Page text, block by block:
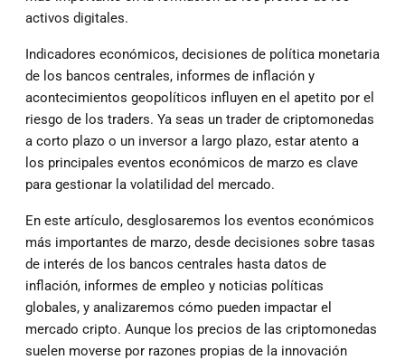
activos digitales.
Indicadores económicos, decisiones de política monetaria
de los bancos centrales, informes de inflación y
acontecimientos geopolíticos influyen en el apetito por el
riesgo de los traders. Ya seas un trader de criptomonedas
a corto plazo o un inversor a largo plazo, estar atento a
los principales eventos económicos de marzo es clave
para gestionar la volatilidad del mercado.
En este artículo, desglosaremos los eventos económicos
más importantes de marzo, desde decisiones sobre tasas
de interés de los bancos centrales hasta datos de
inflación, informes de empleo y noticias políticas
globales, y analizaremos cómo pueden impactar el
mercado cripto. Aunque los precios de las criptomonedas
suelen moverse por razones propias de la innovación